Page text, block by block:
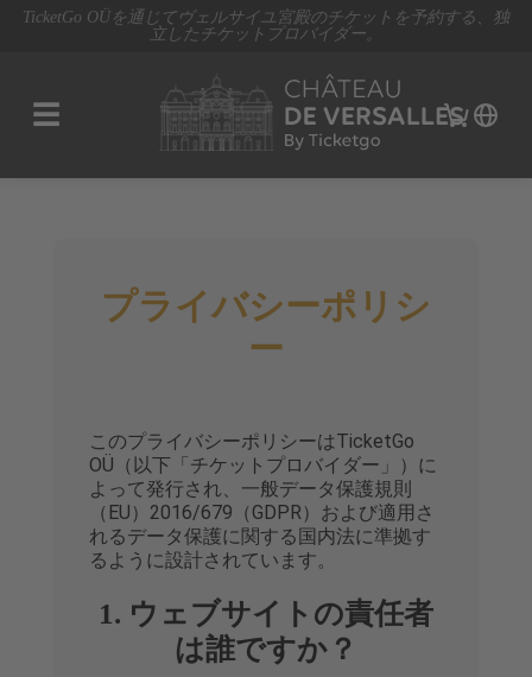
TicketGo OÜを通じてヴェルサイユ宮殿のチケットを予約する、独
立したチケットプロバイダー。
☰
プライバシーポリシ
ー
このプライバシーポリシーはTicketGo
OÜ（以下「チケットプロバイダー」）に
よって発行され、一般データ保護規則
（EU）2016/679（GDPR）および適用さ
れるデータ保護に関する国内法に準拠す
るように設計されています。
1. ウェブサイトの責任者
は誰ですか？